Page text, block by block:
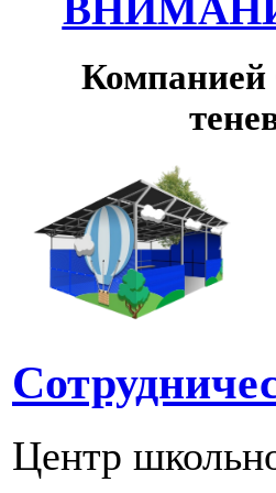
Центр